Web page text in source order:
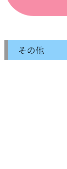
その他